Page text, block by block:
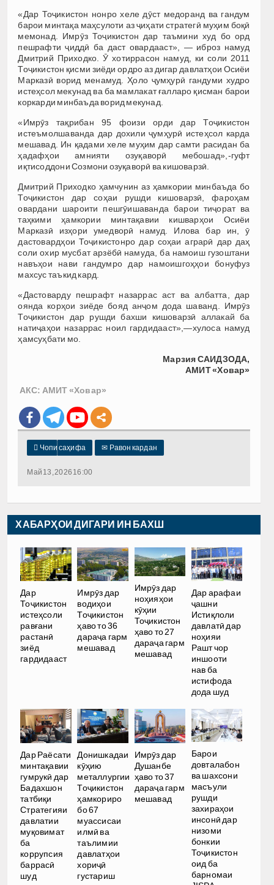
«Дар Тоҷикистон нонро хеле дӯст медоранд ва гандум
барои минтақа маҳсулоти аз ҷиҳати стратегӣ муҳим боқӣ
мемонад. Имрӯз Тоҷикистон дар таъмини худ бо орд
пешрафти ҷиддӣ ба даст овардааст», — иброз намуд
Дмитрий Приходко. Ӯ хотиррасон намуд, ки соли 2011
Тоҷикистон қисми зиёди ордро аз дигар давлатҳои Осиёи
Марказӣ ворид менамуд. Ҳоло ҷумҳурӣ гандуми худро
истеҳсол мекунад ва ба мамлакат ғалларо қисман барои
коркарди минбаъда ворид мекунад.
«Имрӯз тақрибан 95 фоизи орди дар Тоҷикистон
истеъмолшаванда дар дохили ҷумҳурӣ истеҳсол карда
мешавад. Ин қадами хеле муҳим дар самти расидан ба
ҳадафҳои амнияти озуқаворӣ мебошад»,-гуфт
иқтисоддони Созмони озуқаворӣ ва кишоварзӣ.
Дмитрий Приходко ҳамчунин аз ҳамкории минбаъда бо
Тоҷикистон дар соҳаи рушди кишоварзӣ, фароҳам
овардани шароити пешгӯишаванда барои тиҷорат ва
таҳкими ҳамкории минтақавии кишварҳои Осиёи
Марказӣ изҳори умедворӣ намуд. Илова бар ин, ӯ
дастовардҳои Тоҷикистонро дар соҳаи аграрӣ дар даҳ
соли охир мусбат арзёбӣ намуда, ба намоиш гузоштани
навъҳои нави гандумро дар намоишгоҳҳои бонуфуз
махсус таъкид кард.
«Дастоварду пешрафт назаррас аст ва албатта, дар
оянда корҳои зиёде бояд анҷом дода шаванд. Имрӯз
Тоҷикистон дар рушди бахши кишоварзӣ аллакай ба
натиҷаҳои назаррас ноил гардидааст»,—хулоса намуд
ҳамсуҳбати мо.
Марзия САИДЗОДА,
АМИТ «Ховар»
АКС: АМИТ «Ховар»
 Чопи саҳифа ✉ Равон кардан
Май 13, 2026 16:00
ХАБАРҲОИ ДИГАРИ ИН БАХШ
Дар
Тоҷикистон
истеҳсоли
равғани
растанӣ
зиёд
гардидааст
Имрӯз дар
водиҳои
Тоҷикистон
ҳаво то 36
дараҷа гарм
мешавад
Имрӯз дар
ноҳияҳои
кӯҳии
Тоҷикистон
ҳаво то 27
дараҷа гарм
мешавад
Дар арафаи
ҷашни
Истиқлоли
давлатӣ дар
ноҳияи
Рашт чор
иншооти
нав ба
истифода
дода шуд
Дар Раёсати
минтақавии
гумрукӣ дар
Бадахшон
татбиқи
Стратегияи
давлатии
муқовимат
ба
коррупсия
баррасӣ
шуд
Донишкадаи
кӯҳию
металлургии
Тоҷикистон
ҳамкориро
бо 67
муассисаи
илмӣ ва
таълимии
давлатҳои
хориҷӣ
густариш
Имрӯз дар
Душанбе
ҳаво то 37
дараҷа гарм
мешавад
Барои
довталабон
ва шахсони
масъули
рушди
захираҳои
инсонӣ дар
низоми
бонкии
Тоҷикистон
оид ба
барномаи